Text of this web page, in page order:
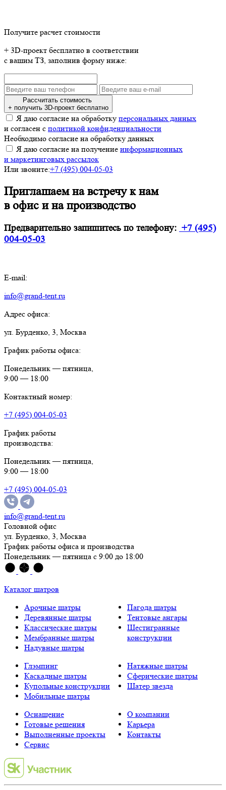
Получите расчет стоимости
+ 3D-проект бесплатно в соответствии
с вашим ТЗ, заполнив форму ниже:
Рассчитать стоимость
+ получить 3D-проект бесплатно
Я даю согласие на обработку персональных данных
и согласен с политикой конфиденциальности
Необходимо согласие на обработку данных
Я даю согласие на получение информационных
и маркетинговых рассылок
Или звоните:+7 (495) 004-05-03
Приглашаем на встречу к нам
в офис и на производство
Предварительно запишитесь по телефону: +7 (495)
004-05-03
E-mail:
info@grand-tent.ru
Адрес офиса:
ул. Бурденко, 3, Москва
График работы офиса:
Понедельник — пятница,
9:00 — 18:00
Контактный номер:
+7 (495) 004-05-03
График работы
производства:
Понедельник — пятница,
9:00 — 18:00
+7 (495) 004-05-03
info@grand-tent.ru
Головной офис
ул. Бурденко, 3, Москва
График работы офиса и производства
Понедельник — пятница с 9:00 до 18:00
Каталог шатров
Арочные шатры
Деревянные шатры
Классические шатры
Мембранные шатры
Надувные шатры
Пагода шатры
Тентовые ангары
Шестигранные
конструкции
Глэмпинг
Каскадные шатры
Купольные конструкции
Мобильные шатры
Натяжные шатры
Сферические шатры
Шатер звезда
Оснащение
Готовые решения
Выполненные проекты
Сервис
О компании
Карьера
Контакты